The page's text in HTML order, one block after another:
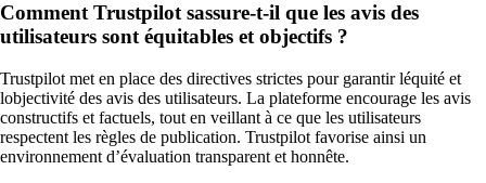
Comment Trustpilot sassure-t-il que les avis des
utilisateurs sont équitables et objectifs ?
Trustpilot met en place des directives strictes pour garantir léquité et
lobjectivité des avis des utilisateurs. La plateforme encourage les avis
constructifs et factuels, tout en veillant à ce que les utilisateurs
respectent les règles de publication. Trustpilot favorise ainsi un
environnement d’évaluation transparent et honnête.